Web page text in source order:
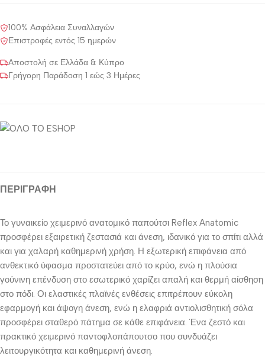
100% Ασφάλεια Συναλλαγών
Επιστροφές εντός 15 ημερών
Αποστολή σε Ελλάδα & Κύπρο
Γρήγορη Παράδοση 1 εώς 3 Ημέρες
ΠΕΡΙΓΡΑΦΉ
Το γυναικείο χειμερινό ανατομικό παπούτσι Reflex Anatomic
προσφέρει εξαιρετική ζεστασιά και άνεση, ιδανικό για το σπίτι αλλά
και για χαλαρή καθημερινή χρήση. Η εξωτερική επιφάνεια από
ανθεκτικό ύφασμα προστατεύει από το κρύο, ενώ η πλούσια
γούνινη επένδυση στο εσωτερικό χαρίζει απαλή και θερμή αίσθηση
στο πόδι. Οι ελαστικές πλαϊνές ενθέσεις επιτρέπουν εύκολη
εφαρμογή και άψογη άνεση, ενώ η ελαφριά αντιολισθητική σόλα
προσφέρει σταθερό πάτημα σε κάθε επιφάνεια. Ένα ζεστό και
πρακτικό χειμερινό παντοφλοπάπουτσο που συνδυάζει
λειτουργικότητα και καθημερινή άνεση.